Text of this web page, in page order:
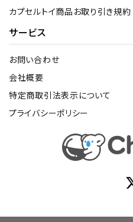
カプセルトイ商品お取り引き規約
サービス
お問い合わせ
会社概要
特定商取引法表示について
プライバシーポリシー